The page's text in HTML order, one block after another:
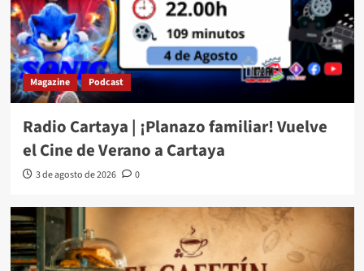
Magazine Podcast
Radio Cartaya | ¡Planazo familiar! Vuelve
el Cine de Verano a Cartaya
3 de agosto de 2026 0